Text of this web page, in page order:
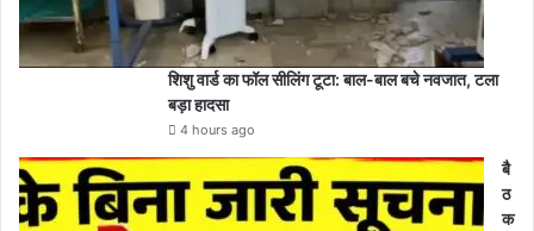
शिशु वार्ड का फॉल सीलिंग टूटा: बाल-बाल बचे नवजात, टला
बड़ा हादसा
4 hours ago
बै
ठ
क